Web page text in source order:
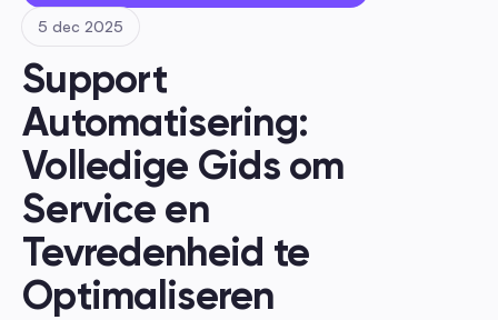
5 dec 2025
Support
Automatisering:
Volledige Gids om
Service en
Tevredenheid te
Optimaliseren